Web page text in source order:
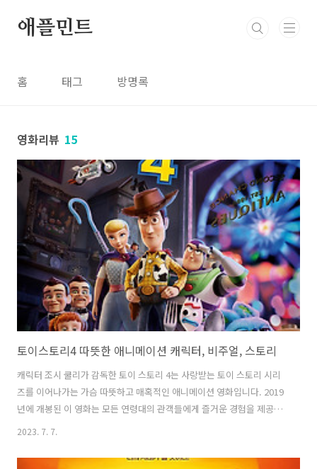
애플민트
홈 태그 방명록
영화리뷰 15
토이스토리4 따뜻한 애니메이션 캐릭터, 비주얼, 스토리
캐릭터 조시 쿨리가 감독한 토이 스토리 4는 사랑받는 토이 스토리 시리
즈를 이어나가는 가슴 따뜻하고 매혹적인 애니메이션 영화입니다. 2019
년에 개봉된 이 영화는 모든 연령대의 관객들에게 즐거운 경험을 제공합
니다. 팬들이 수년간 사랑하게 된 상징적인 캐릭터들을 되살립니다. 우
새로운 모험을 시작합니다. 이 영화는 자신의 정체성과 씨름하는 스포크
2023. 7. 7.